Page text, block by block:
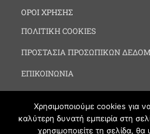
ΟΡΟΙ ΧΡΗΣΗΣ
ΠΟΛΙΤΙΚΗ COOKIES
ΠΡΟΣΤΑΣΙΑ ΠΡΟΣΩΠΙΚΩΝ
ΕΠΙΚΟΙΝΩΝΙΑ
Χρησιμοποιούμε cookies για
καλύτερη δυνατή εμπειρία στη
χρησιμοποιείτε τη σελίδα,